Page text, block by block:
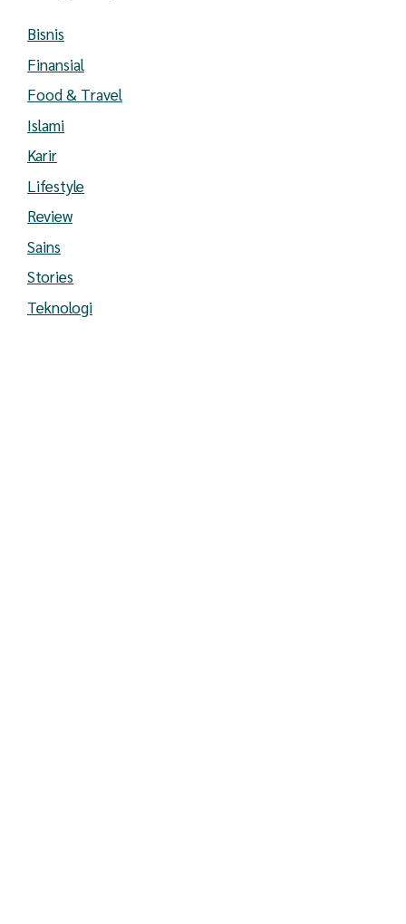
Bisnis
Finansial
Food & Travel
Islami
Karir
Lifestyle
Review
Sains
Stories
Teknologi